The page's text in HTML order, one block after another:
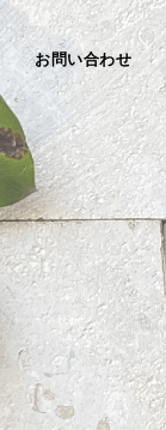
お問い合わせ